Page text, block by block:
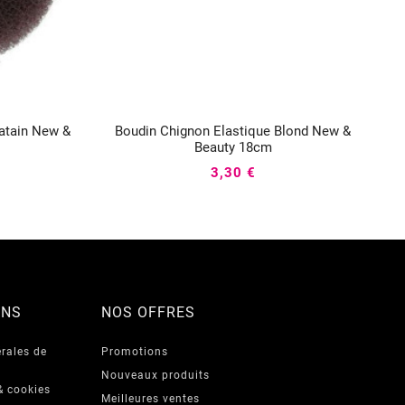
New &
Boudin Chignon Elastique Blond New &
Beauty 18cm
  
3,30 €
de
cookies
NOS OFFRES
Promotions
Nouveaux produits
Meilleures ventes